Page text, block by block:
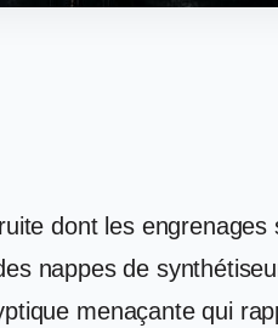
dont les
nappes de
menaçante qui